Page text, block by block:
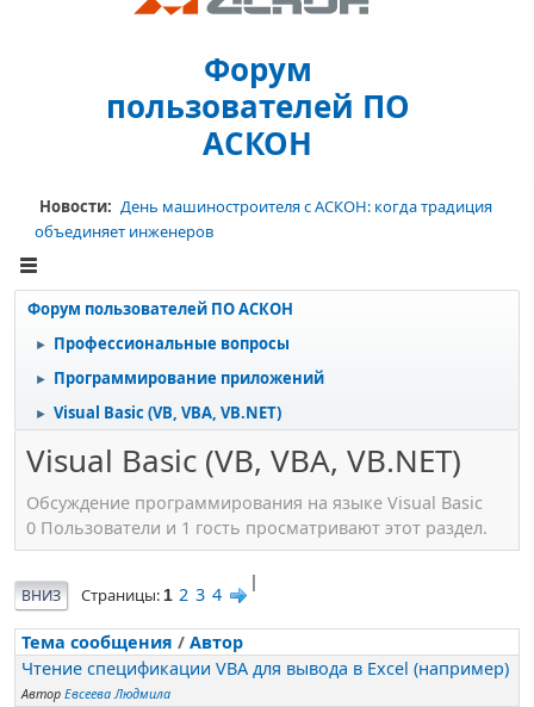
Форум
пользователей ПО
АСКОН
Новости: День машиностроителя с АСКОН: когда традиция
объединяет инженеров
Форум пользователей ПО АСКОН
► Профессиональные вопросы
► Программирование приложений
► Visual Basic (VB, VBA, VB.NET)
Visual Basic (VB, VBA, VB.NET)
Обсуждение программирования на языке Visual Basic
0 Пользователи и 1 гость просматривают этот раздел.
|
ВНИЗ Страницы 1 2 3 4
Тема сообщения / Автор
Чтение спецификации VBA для вывода в Excel (например)
Автор Евсеева Людмила